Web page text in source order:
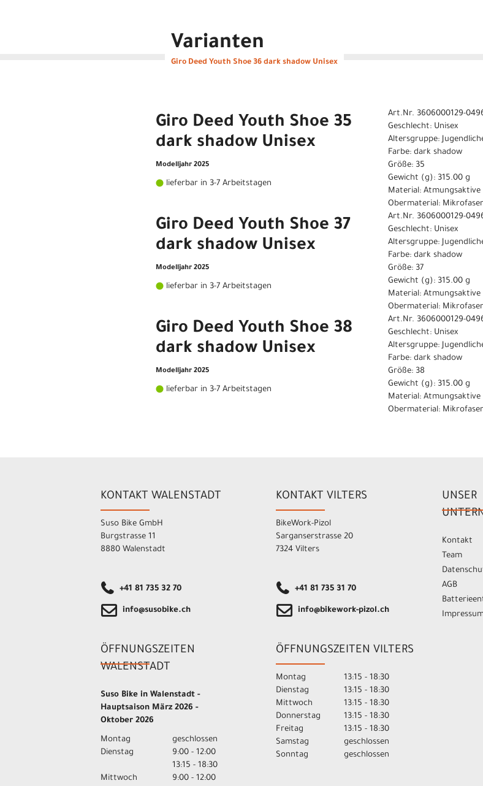
Varianten
Giro Deed Youth Shoe 36 dark shadow Unisex
Giro Deed Youth Shoe 35
dark shadow Unisex
Modelljahr 2025
lieferbar in 3-7 Arbeitstagen
Art.Nr. 3606000129-
Geschlecht: Unisex
Altersgruppe:
Farbe: dark shadow
Größe: 35
Gewicht (g): 315.00 g
Material:
Obermaterial: Mikrofaser
Giro Deed Youth Shoe 37
dark shadow Unisex
Modelljahr 2025
lieferbar in 3-7 Arbeitstagen
Art.Nr. 3606000129-
Geschlecht: Unisex
Altersgruppe:
Farbe: dark shadow
Größe: 37
Gewicht (g): 315.00 g
Material:
Obermaterial: Mikrofaser
Giro Deed Youth Shoe 38
dark shadow Unisex
Modelljahr 2025
lieferbar in 3-7 Arbeitstagen
Art.Nr. 3606000129-
Geschlecht: Unisex
Altersgruppe:
Farbe: dark shadow
Größe: 38
Gewicht (g): 315.00 g
Material:
Obermaterial: Mikrofaser
KONTAKT WALENSTADT
Suso Bike GmbH
Burgstrasse 11
8880 Walenstadt
+41 81 735 32 70
info@susobike.ch
ÖFFNUNGSZEITEN
WALENSTADT
Suso Bike in Walenstadt -
Hauptsaison März 2026 -
Oktober 2026
Montag
geschlossen
Dienstag
9:00 - 12:00
13:15 - 18:30
Mittwoch
9:00 - 12:00
KONTAKT VILTERS
BikeWork-Pizol
Sarganserstrasse 20
7324 Vilters
+41 81 735 31 70
info@bikework-pizol.ch
ÖFFNUNGSZEITEN VILTERS
Montag
13:15 - 18:30
Dienstag
13:15 - 18:30
Mittwoch
13:15 - 18:30
Donnerstag
13:15 - 18:30
Freitag
13:15 - 18:30
Samstag
geschlossen
Sonntag
geschlossen
UNSER
Kontakt
Team
AGB